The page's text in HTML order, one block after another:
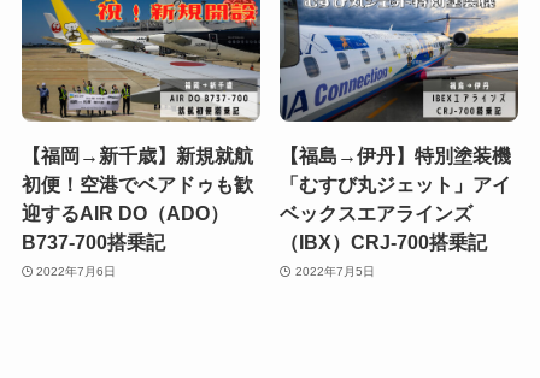
【福岡→新千歳】新規就航
初便！空港でベアドゥも歓
迎するAIR DO（ADO）
B737-700搭乗記
2022年7月6日
【福島→伊丹】特別塗装機
「むすび丸ジェット」アイ
ベックスエアラインズ
（IBX）CRJ-700搭乗記
2022年7月5日